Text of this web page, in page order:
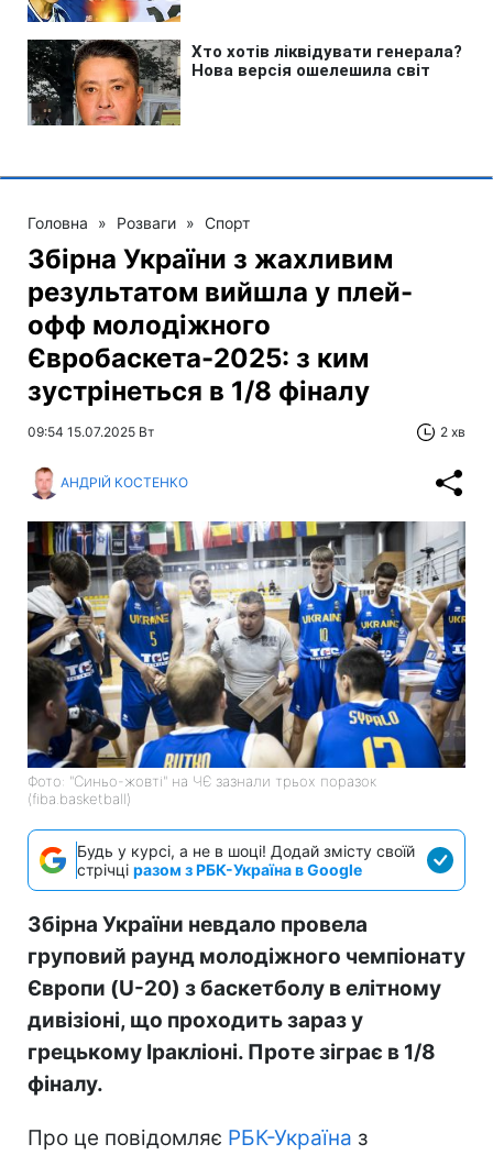
Головна » Розваги » Спорт
Збірна України з жахливим
результатом вийшла у плей-
офф молодіжного
Євробаскета-2025: з ким
зустрінеться в 1/8 фіналу
09:54 15.07.2025 Вт 2 хв
АНДРІЙ КОСТЕНКО
Фото: "Синьо-жовті" на ЧЄ зазнали трьох поразок
(fiba.basketball)
Будь у курсі, а не в шоці! Додай змісту своїй
стрічці разом з РБК-Україна в Google
Збірна України невдало провела
груповий раунд молодіжного чемпіонату
Європи (U-20) з баскетболу в елітному
дивізіоні, що проходить зараз у
грецькому Іракліоні. Проте зіграє в 1/8
фіналу.
Про це повідомляє РБК-Україна з